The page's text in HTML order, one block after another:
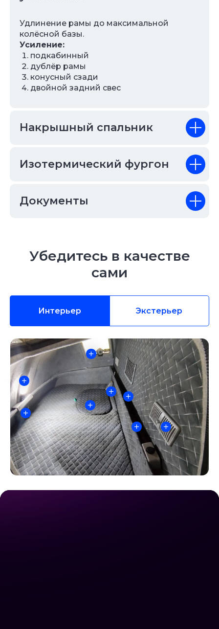
Удлинение рамы до максимальной
колёсной базы.
Усиление:
подкабинный
дублёр рамы
конусный сзади
двойной задний свес
Накрышный спальник
Изотермический фургон
Документы
Убедитесь в качестве
сами
Интерьер Экстерьер